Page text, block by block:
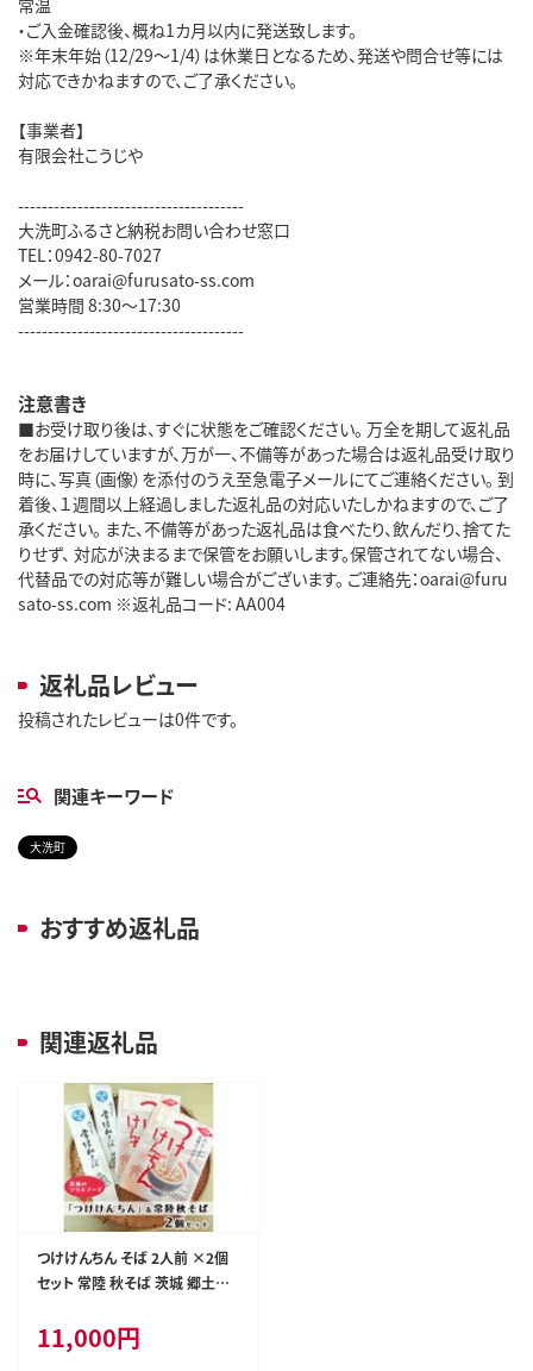
・ご入金確認後、概ね1カ月以内に発送致します。
※年末年始（12/29～1/4）は休業日となるため、発送や問合せ等には
対応できかねますので、ご了承ください。
【事業者】
有限会社こうじや
--------------------------------------
大洗町ふるさと納税お問い合わせ窓口
TEL：0942-80-7027
メール：oarai@furusato-ss.com
営業時間 8:30～17:30
--------------------------------------
注意書き
■お受け取り後は、すぐに状態をご確認ください。 万全を期して返礼品
をお届けしていますが、万が一、不備等があった場合は返礼品受け取り
時に、写真（画像）を添付のうえ至急電子メールにてご連絡ください。 到
着後、１週間以上経過しました返礼品の対応いたしかねますので、ご了
承ください。 また、不備等があった返礼品は食べたり、飲んだり、捨てた
りせず、 対応が決まるまで保管をお願いします。保管されてない場合、
代替品での対応等が難しい場合がございます。 ご連絡先：oarai@furu
sato-ss.com ※返礼品コード: AA004
返礼品レビュー
投稿されたレビューは0件です。
関連キーワード
大洗町
おすすめ返礼品
関連返礼品
つけけんちん そば 2人前 ×2個
セット 常陸 秋そば 茨城 郷土料
11,000円